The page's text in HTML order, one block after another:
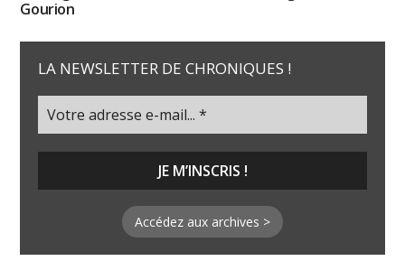
Gourion
LA NEWSLETTER DE CHRONIQUES !
Accédez aux archives >